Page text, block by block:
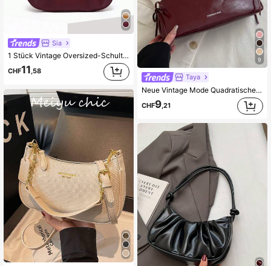
Sia
1 Stück Vintage Oversized-Schultertasche, geeignet für Date, Straße, Party, in Weinrot, retro inspirierte Tasche für Frauen
CHF11,58
9
Taya
Neue Vintage Mode Quadratische Tasche, Reißverschluss, Lederriemen Schleife Dekoration, Leicht Minimalistisch, Einfarbig Doppelte Griff Schultertasche, Geeignet für Damen Alltag, Pendeln, Arbeit, Urlaub und Studenten
CHF9,21